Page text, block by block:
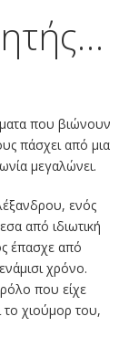
που βιώνουν
πάσχει από μια
μεγαλώνει.
ενός
από ιδιωτική
έπασχε από
χρόνο.
που είχε
το χιούμορ του,